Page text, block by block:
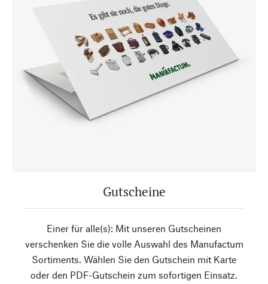
Gutscheine
Einer für alle(s): Mit unseren Gutscheinen
verschenken Sie die volle Auswahl des Manufactum
Sortiments. Wählen Sie den Gutschein mit Karte
oder den PDF-Gutschein zum sofortigen Einsatz.